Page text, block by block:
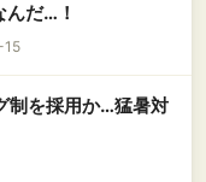
んだ…！
15
制を採用か…猛暑対